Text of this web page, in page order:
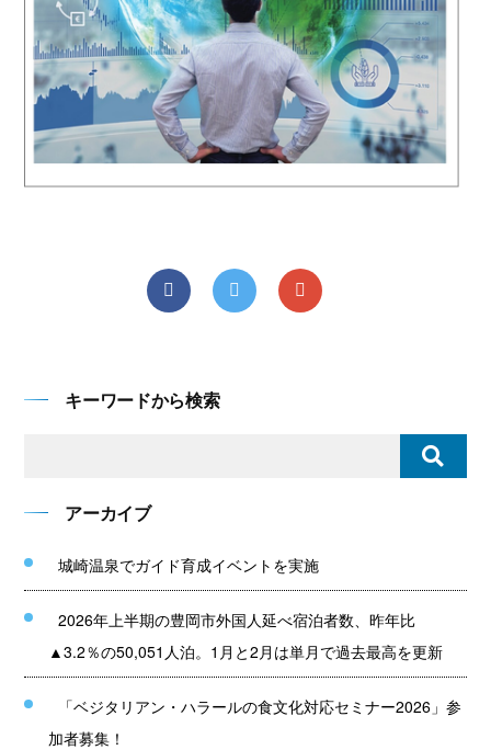
キーワードから検索
アーカイブ
城崎温泉でガイド育成イベントを実施
2026年上半期の豊岡市外国人延べ宿泊者数、昨年比
▲3.2％の50,051人泊。1月と2月は単月で過去最高を更新
「ベジタリアン・ハラールの食文化対応セミナー2026」参
加者募集！